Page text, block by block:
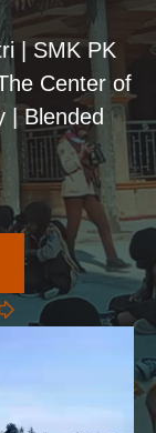
| SMK PK
Center of
| Blended